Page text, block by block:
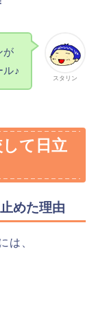
スタリン
が
♪
て日立
めた理由
は、